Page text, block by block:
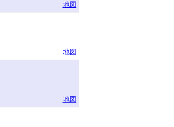
地図
地図
地図